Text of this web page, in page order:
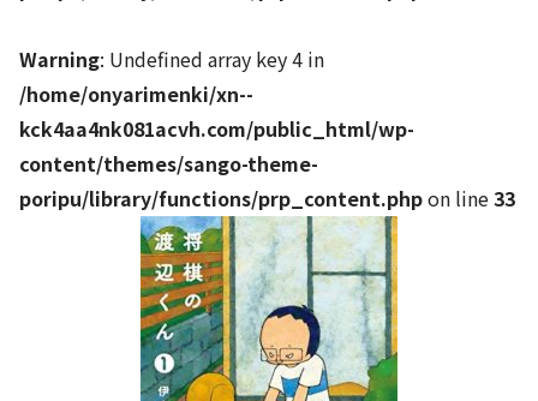
Warning: Undefined array key 4 in
/home/onyarimenki/xn--
kck4aa4nk081acvh.com/public_html/wp-
content/themes/sango-theme-
poripu/library/functions/prp_content.phpon line33